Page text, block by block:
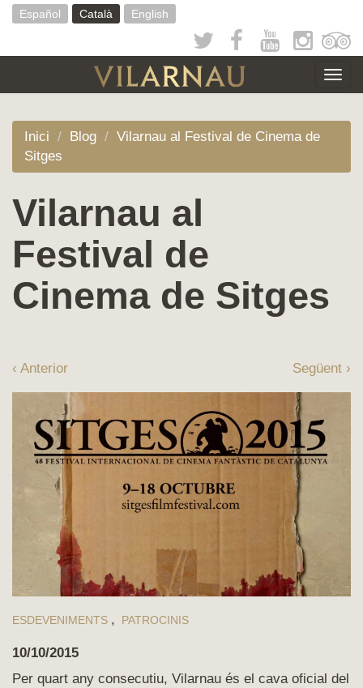
VésEspañol Català English
Inici Blog
Vilarnau al Festival de Cinema de
Sitges
Vilarnau al
Festival de
Cinema de Sitges
‹ Anterior Següent ›
ESDEVENIMENTS PATROCINIS
10/10/2015
Per quart any consecutiu, Vilarnau és el cava oficial del